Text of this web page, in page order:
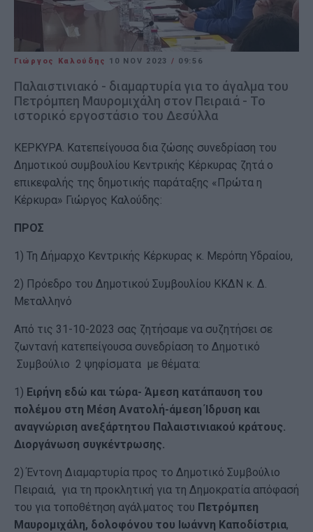
Γιώργος Καλούδης 10 NOV 2023 / 09:56
Παλαιστινιακό - διαμαρτυρία για το άγαλμα του
Πετρόμπεη Μαυρομιχάλη στον Πειραιά - Το
ιστορικό εργοστάσιο του Δεσύλλα
ΚΕΡΚΥΡΑ. Κατεπείγουσα δια ζώσης συνεδρίαση του
Δημοτικού συμβουλίου Κεντρικής Κέρκυρας ζητά ο
επικεφαλής της δημοτικής παράταξης «Πρώτα η
Κέρκυρα» Γιώργος Καλούδης:
ΠΡΟΣ
1) Τη Δήμαρχο Κεντρικής Κέρκυρας κ. Μερόπη Υδραίου,
2) Πρόεδρο του Δημοτικού Συμβουλίου ΚΚΔΝ κ. Δ.
Μεταλληνό
Από τις 31-10-2023 σας ζητήσαμε να συζητήσει σε
ζωντανή κατεπείγουσα συνεδρίαση το Δημοτικό
Συμβούλιο 2 ψηφίσματα με θέματα:
1) Ειρήνη εδώ και τώρα- Άμεση κατάπαυση του
πολέμου στη Μέση Ανατολή-άμεση Ίδρυση και
αναγνώριση ανεξάρτητου Παλαιστινιακού κράτους.
Διοργάνωση συγκέντρωσης.
2) Έντονη Διαμαρτυρία προς το Δημοτικό Συμβούλιο
Πειραιά, για τη προκλητική για τη Δημοκρατία απόφασή
του για τοποθέτηση αγάλματος του Πετρόμπεη
Μαυρομιχάλη, δολοφόνου του Ιωάννη Καποδίστρια,